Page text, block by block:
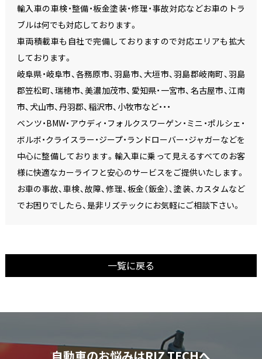
輸入車の車検・整備・板金塗装・修理・事故対応などお車のトラ
ブルは何でも対応しております。
車両積載車も自社で完備しておりますので対応エリアも拡大
しております。
岐阜県・岐阜市、各務原市、羽島市、大垣市、羽島郡岐南町、羽島
郡笠松町、瑞穂市、美濃加茂市、愛知県・一宮市、名古屋市、江南
市、犬山市、丹羽郡、稲沢市、小牧市など・・・
ベンツ・BMW・アウディ・フォルクスワーゲン・ミニ・ポルシェ・
ボルボ・クライスラー・ジープ・ランドローバー・ジャガーなどを
中心に整備しております。輸入車に乗って見えるすべてのお客
様に快適なカーライフと安心のサービスをご提供いたします。
お車の事故、車検、故障、修理、板金（鈑金）、塗装、カスタムなど
でお困りでしたら、是非リズテックにお気軽にご相談下さい。
一覧に戻る
自動車のお悩みはRIZ TECHへ